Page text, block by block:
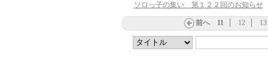
ソロっ子の集い 第１２２回のお知らせ
前へ 11 12 13